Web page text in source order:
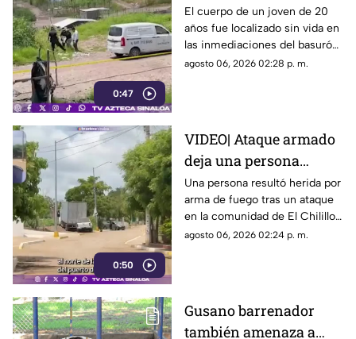
0:47
vida en inmediaciones
del basurón de
Culiacán
El cuerpo de un joven de 20
años fue localizado sin vida en
las inmediaciones del basurón
de Culiacán
agosto 06, 2026 02:28 p. m.
0:50
VIDEO| Ataque armado
deja una persona
herida en la
comunidad de El
Chilillo, en Mazatlán
Una persona resultó herida por
arma de fuego tras un ataque
en la comunidad de El Chilillo,
al norte de Mazatlán.
agosto 06, 2026 02:24 p. m.
Gusano barrenador
también amenaza a